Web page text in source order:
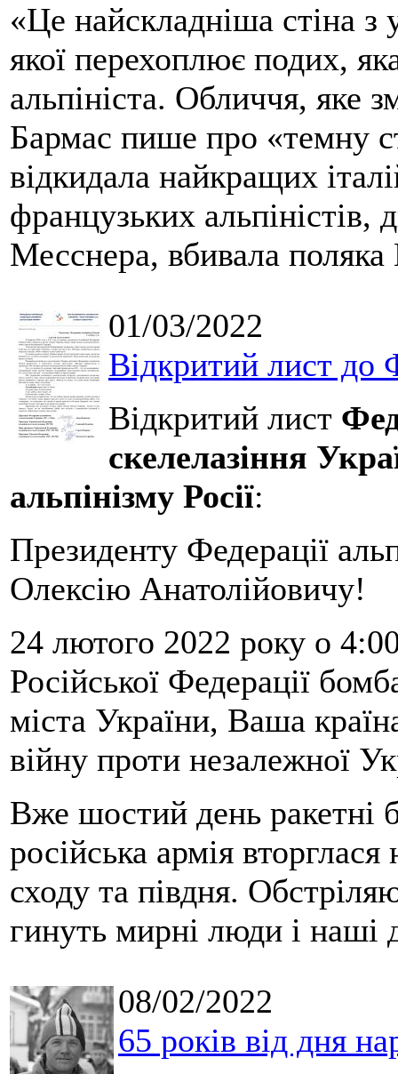
«Це найскладніша стіна з
якої перехоплює подих,
альпініста. Обличчя, яке
Бармас пише про «темну
відкидала найкращих
французьких альпіністів,
Месснера, вбивала поляка
01/03/2022
Відкритий лист до
Відкритий лист
скелелазіння
альпінізму Росії:
Президенту Федерації
Олексію Анатолійовичу!
24 лютого 2022 року о
Російської Федерації
міста України, Ваша
війну проти незалежної
Вже шостий день ракетні
російська армія
сходу та півдня.
гинуть мирні люди і наші
08/02/2022
65 років від дня